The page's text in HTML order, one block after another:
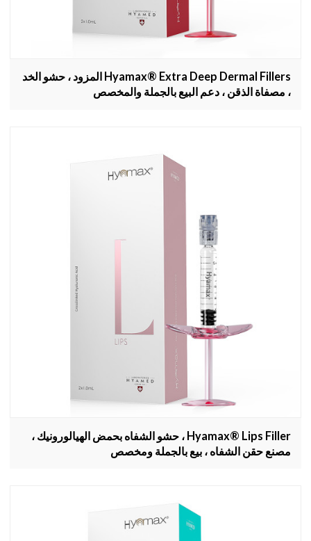
Hyamax® Extra Deep Dermal Fillers المزود ، حشو الخد
، مصفاة الذقن ، دعم البيع بالجملة والمخصص
Hyamax® Lips Filler ، حشو الشفاه بحمض الهيالورونيك ،
مصنع حقن الشفاه ، بيع بالجملة ومخصص